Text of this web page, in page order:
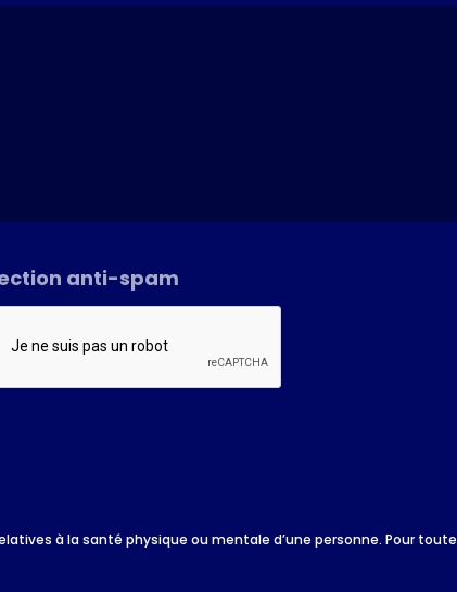
anti-spam
à la santé physique ou mentale d’une personne. Pour toute